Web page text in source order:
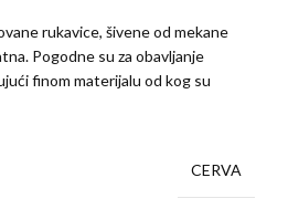
rukavice, šivene od mekane
Pogodne su za obavljanje
finom materijalu od kog su
CERVA